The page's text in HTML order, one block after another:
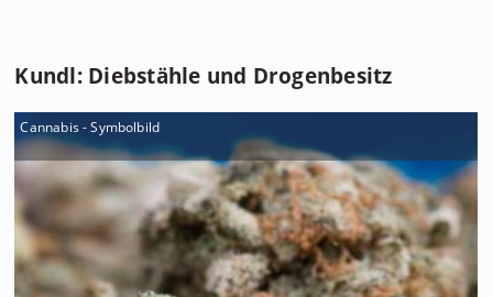
Kundl: Diebstähle und Drogenbesitz
Cannabis - Symbolbild